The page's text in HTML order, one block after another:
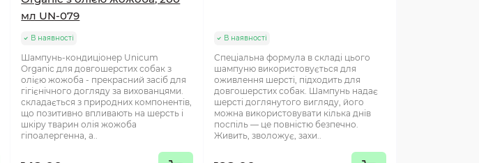
мл UN-079
В наявності
Шампунь-кондиціонер Unicum
Organic для довгошерстих собак з
олією жожоба - прекрасний засіб для
гігієнічного догляду за вихованцями.
складається з природних компонентів,
що позитивно впливають на шерсть і
шкіру тварин олія жожоба
гіпоалергенна, а..
В наявності
Спеціальна формула в складі цього
шампуню використовується для
оживлення шерсті, підходить для
довгошерстих собак. Шампунь надає
шерсті доглянутого вигляду, його
можна використовувати кілька днів
поспіль — це повністю безпечно.
Живить, зволожує, захи..